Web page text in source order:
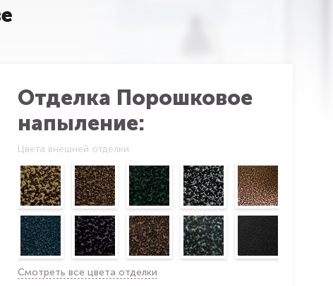
Отделка Порошковое
напыление:
Цвета внешней отделки
Смотреть все цвета отделки